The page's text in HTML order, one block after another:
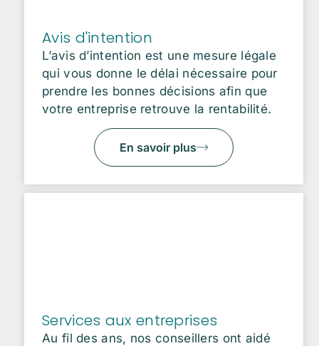
Avis d'intention
L’avis d’intention est une mesure légale
qui vous donne le délai nécessaire pour
prendre les bonnes décisions afin que
votre entreprise retrouve la rentabilité.
En savoir plus
Services aux entreprises
Au fil des ans, nos conseillers ont aidé